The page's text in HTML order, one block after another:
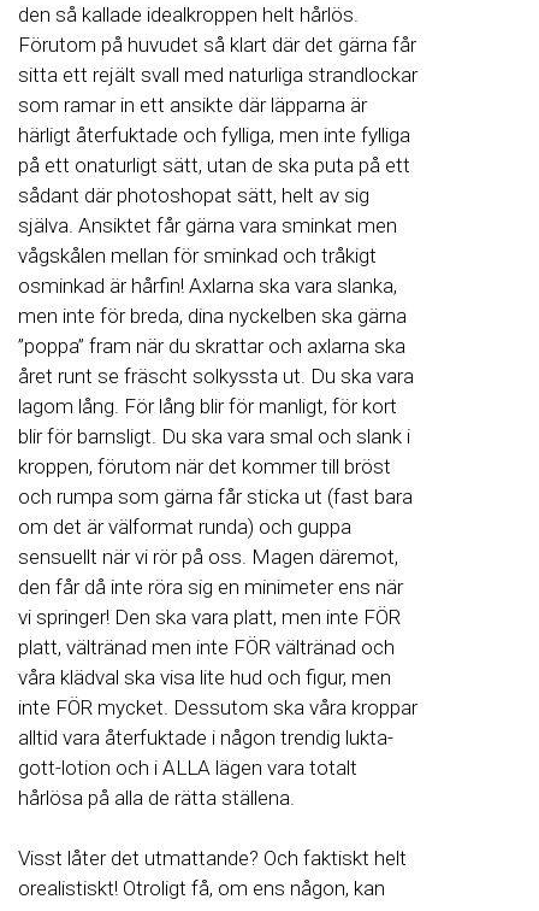
den så kallade idealkroppen helt hårlös.
Förutom på huvudet så klart där det gärna får
sitta ett rejält svall med naturliga strandlockar
som ramar in ett ansikte där läpparna är
härligt återfuktade och fylliga, men inte fylliga
på ett onaturligt sätt, utan de ska puta på ett
sådant där photoshopat sätt, helt av sig
själva. Ansiktet får gärna vara sminkat men
vågskålen mellan för sminkad och tråkigt
osminkad är hårfin! Axlarna ska vara slanka,
men inte för breda, dina nyckelben ska gärna
”poppa” fram när du skrattar och axlarna ska
året runt se fräscht solkyssta ut. Du ska vara
lagom lång. För lång blir för manligt, för kort
blir för barnsligt. Du ska vara smal och slank i
kroppen, förutom när det kommer till bröst
och rumpa som gärna får sticka ut (fast bara
om det är välformat runda) och guppa
sensuellt när vi rör på oss. Magen däremot,
den får då inte röra sig en minimeter ens när
vi springer! Den ska vara platt, men inte FÖR
platt, vältränad men inte FÖR vältränad och
våra klädval ska visa lite hud och figur, men
inte FÖR mycket. Dessutom ska våra kroppar
alltid vara återfuktade i någon trendig lukta-
gott-lotion och i ALLA lägen vara totalt
hårlösa på alla de rätta ställena.
Visst låter det utmattande? Och faktiskt helt
orealistiskt! Otroligt få, om ens någon, kan